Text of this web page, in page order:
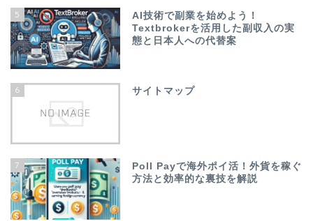
5
AI技術で副業を始めよう！
Textbrokerを活用した副収入の実
態と日本人への代替案
6 サイトマップ
7
Poll Payで海外ポイ活！外貨を稼ぐ
方法と効率的な裏技を解説